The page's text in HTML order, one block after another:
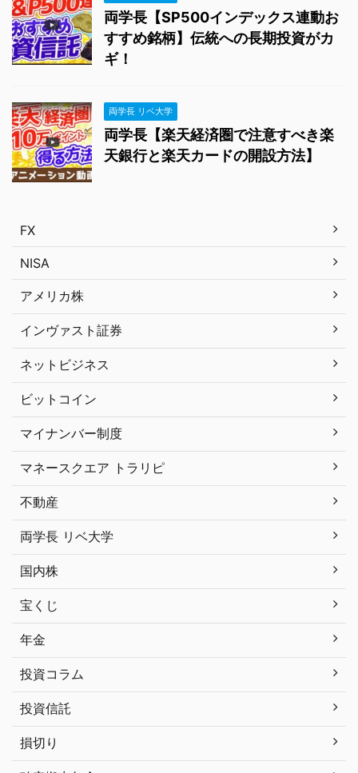
両学長【SP500インデックス連動お
すすめ銘柄】伝統への長期投資がカ
ギ！
両学長 リベ大学
両学長【楽天経済圏で注意すべき楽
天銀行と楽天カードの開設方法】
FX
NISA
アメリカ株
インヴァスト証券
ネットビジネス
ビットコイン
マイナンバー制度
マネースクエア トラリピ
不動産
両学長 リベ大学
国内株
宝くじ
年金
投資コラム
投資信託
損切り